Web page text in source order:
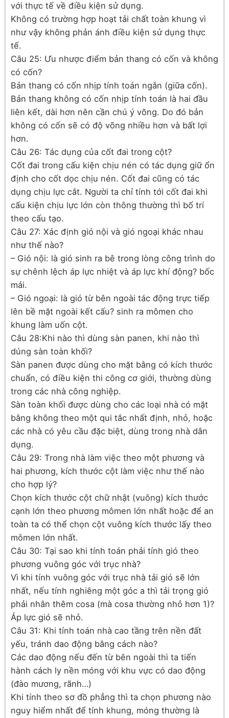
với thực tế về điều kiện sử dụng.
Không có trường hợp hoạt tải chất toàn khung vì
như vậy không phản ánh điều kiện sử dụng thực
tế.
Câu 25: Ưu nhược điểm bản thang có cốn và không
có cốn?
Bản thang có cốn nhịp tính toán ngắn (giữa cốn).
Bản thang không có cốn nhịp tính toán là hai đầu
liên kết, dài hơn nên cần chú ý võng. Do đó bản
không có cốn sẽ có độ võng nhiều hơn và bất lợi
hơn.
Câu 26: Tác dụng của cốt đai trong cột?
Cốt đai trong cấu kiện chịu nén có tác dụng giữ ổn
định cho cốt dọc chịu nén. Cốt đai cũng có tác
dụng chịu lực cắt. Người ta chỉ tính tới cốt đai khi
cấu kiện chịu lực lớn còn thông thường thì bố trí
theo cấu tạo.
Câu 27: Xác định gió nội và gió ngoại khác nhau
như thế nào?
– Gió nội: là gió sinh ra bê trong lòng công trình do
sự chênh lệch áp lực nhiệt và áp lực khí động? bốc
mái.
– Gió ngoại: là gió từ bên ngoài tác động trực tiếp
lên bề mặt ngoài kết cấu? sinh ra mômen cho
khung làm uốn cột.
Câu 28:Khi nào thì dùng sàn panen, khi nào thì
dúng sàn toàn khối?
Sàn panen được dùng cho mặt bằng có kích thước
chuẩn, có điều kiện thi công cơ giới, thường dùng
trong các nhà công nghiệp.
Sàn toàn khối được dùng cho các loại nhà có mặt
bằng không theo một qui tắc nhất định, nhỏ, hoặc
các nhà có yêu cầu đặc biệt, dùng trong nhà dân
dụng.
Câu 29: Trong nhà làm việc theo một phương và
hai phương, kích thước cột làm việc như thế nào
cho hợp lý?
Chọn kích thước cột chữ nhật (vuông) kích thước
cạnh lớn theo phương mômen lớn nhất hoặc để an
toàn ta có thể chọn cột vuông kích thước lấy theo
mômen lớn nhất.
Câu 30: Tại sao khi tính toán phải tính gió theo
phương vuông góc với trục nhà?
Vì khi tính vuông góc với trục nhà tải gió sẽ lớn
nhất, nếu tính nghiêng một góc a thì tải trọng gió
phải nhân thêm cosa (mà cosa thường nhỏ hơn 1)?
Áp lực gió sẽ nhỏ.
Câu 31: Khi tính toán nhà cao tầng trên nền đất
yếu, tránh dao động bằng cách nào?
Các dao động nếu đến từ bên ngoài thì ta tiến
hành cách ly nền móng với khu vực có dao động
(đào mương, rãnh…)
Khi tính theo sơ đồ phẳng thì ta chọn phương nào
nguy hiểm nhất để tính khung, móng thường là